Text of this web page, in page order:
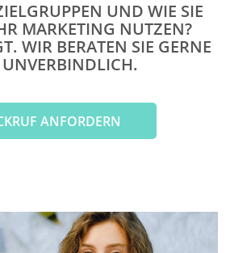
UND WIE SIE
MARKETING NUTZEN?
WIR BERATEN SIE GERNE
ANFORDERN